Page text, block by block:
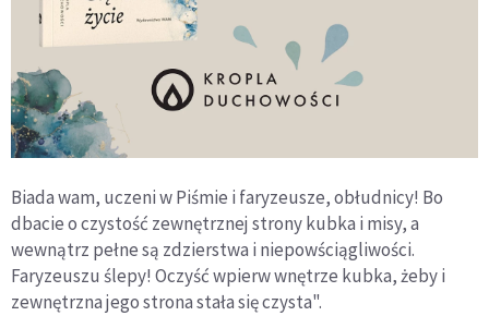
Biada wam, uczeni w Piśmie i faryzeusze, obłudnicy! Bo
dbacie o czystość zewnętrznej strony kubka i misy, a
wewnątrz pełne są zdzierstwa i niepowściągliwości.
Faryzeuszu ślepy! Oczyść wpierw wnętrze kubka, żeby i
zewnętrzna jego strona stała się czysta".